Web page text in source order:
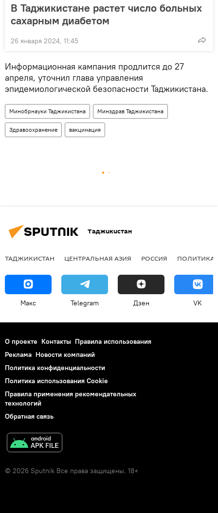
В Таджикистане растет число больных
сахарным диабетом
26 января 2024, 11:45
Информационная кампания продлится до 27
апреля, уточнил глава управления
эпидемиологической безопасности Таджикистана.
Минобрнауки Таджикистана Минздрав Таджикистана
Здравоохранение вакцинация
Таджикистан
ТАДЖИКИСТАН ЦЕНТРАЛЬНАЯ АЗИЯ РОССИЯ ПОЛИТИКА
Макс Telegram Дзен VK
О проекте Контакты Правила использования
Реклама Новости компаний
Политика конфиденциальности
Политика использования Cookie
Правила применения рекомендательных
технологий
Обратная связь
© 2026 Sputnik Все права защищены. 18+